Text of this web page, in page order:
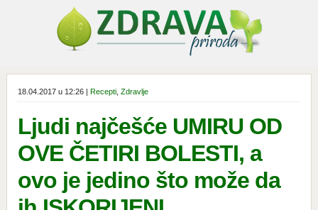
18.04.2017 u 12:26 | Recepti, Zdravlje
Ljudi najčešće UMIRU OD
OVE ČETIRI BOLESTI, a
ovo je jedino što može da